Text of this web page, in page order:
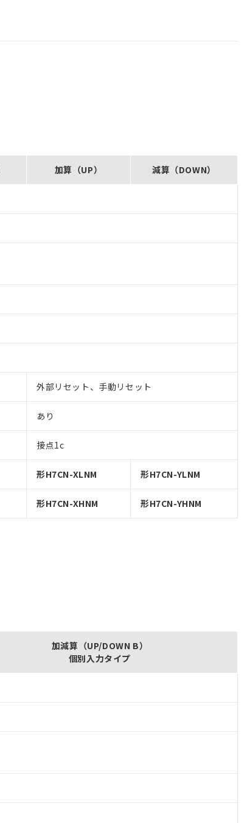
加算（UP） 減算（DOWN）
外部リセット、手動リセット
あり
接点1c
形H7CN-XLNM 形H7CN-YLNM
形H7CN-XHNM 形H7CN-YHNM
加減算（UP/DOWN B）
個別入力タイプ